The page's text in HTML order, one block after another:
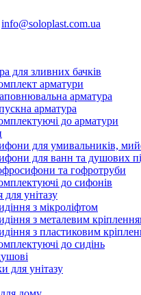
info@soloplast.com.ua
для зливних бачків
арматури
арматура
арматура
до арматури
для умивальників,
для ванн та душових
та гофротруби
до сифонів
для унітазу
з мікроліфтом
з металевим
з пластиковим
до сидінь
для унітазу